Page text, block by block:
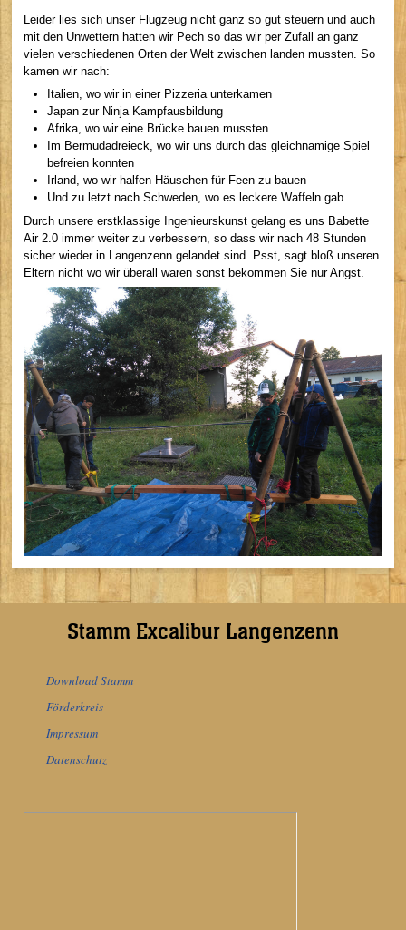
Leider lies sich unser Flugzeug nicht ganz so gut steuern und auch
mit den Unwettern hatten wir Pech so das wir per Zufall an ganz
vielen verschiedenen Orten der Welt zwischen landen mussten. So
kamen wir nach:
Italien, wo wir in einer Pizzeria unterkamen
Japan zur Ninja Kampfausbildung
Afrika, wo wir eine Brücke bauen mussten
Im Bermudadreieck, wo wir uns durch das gleichnamige Spiel
befreien konnten
Irland, wo wir halfen Häuschen für Feen zu bauen
Und zu letzt nach Schweden, wo es leckere Waffeln gab
Durch unsere erstklassige Ingenieurskunst gelang es uns Babette
Air 2.0 immer weiter zu verbessern, so dass wir nach 48 Stunden
sicher wieder in Langenzenn gelandet sind. Psst, sagt bloß unseren
Eltern nicht wo wir überall waren sonst bekommen Sie nur Angst.
Stamm Excalibur Langenzenn
Download Stamm
Förderkreis
Impressum
Datenschutz